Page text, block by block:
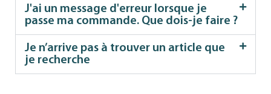
J'ai un message d'erreur lorsque je
passe ma commande. Que dois-je faire ?
Je n’arrive pas à trouver un article que
je recherche